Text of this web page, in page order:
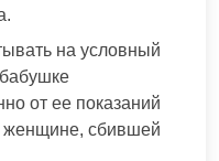
на условный
от ее показаний
женщине, сбившей